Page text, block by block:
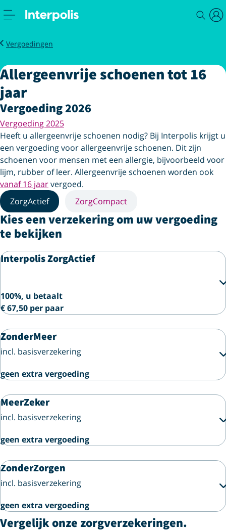
Service
Zorg
Vergoedingen
Allergeenvrije schoenen tot 16 jaar
Allergeenvrije schoenen tot 16
jaar
Vergoeding 2026
Vergoeding 2025
Heeft u allergeenvrije schoenen nodig? Bij Interpolis krijgt u
een vergoeding voor allergeenvrije schoenen. Dit zijn
schoenen voor mensen met een allergie, bijvoorbeeld voor
lijm, rubber of leer. Allergeenvrije schoenen worden ook
vanaf 16 jaarvergoed.
ZorgActief
ZorgCompact
Kies een verzekering om uw vergoeding
te bekijken
Interpolis ZorgActief
100%, u betaalt
€ 67,50 per paar
ZonderMeer
incl. basisverzekering
geen extra vergoeding
MeerZeker
incl. basisverzekering
geen extra vergoeding
ZonderZorgen
incl. basisverzekering
geen extra vergoeding
Vergelijk onze zorgverzekeringen.